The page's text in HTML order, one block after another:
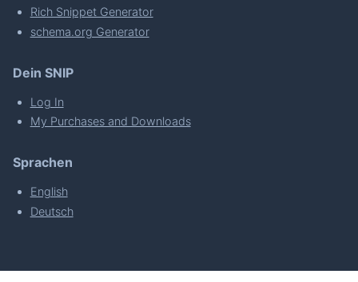
Rich Snippet Generator
schema.org Generator
Dein SNIP
Log In
My Purchases and Downloads
Sprachen
English
Deutsch